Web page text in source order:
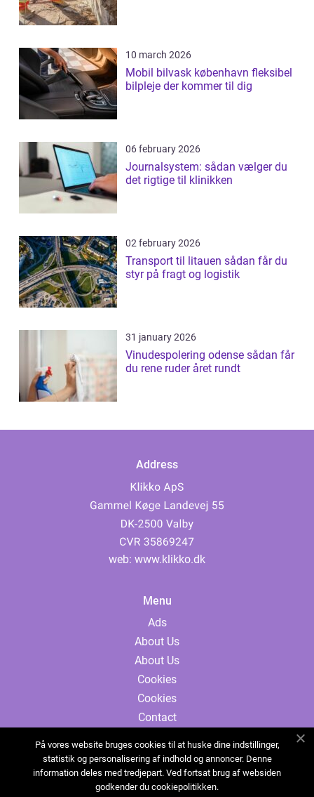
10 march 2026
Mobil bilvask københavn fleksibel
bilpleje der kommer til dig
06 february 2026
Journalsystem: sådan vælger du
det rigtige til klinikken
02 february 2026
Transport til litauen sådan får du
styr på fragt og logistik
31 january 2026
Vinudespolering odense sådan får
du rene ruder året rundt
Address
web: www.klikko.dk
Menu
Ads
About Us
About Us
Cookies
Cookies
Contact
Sitemap
Sitemap
Ads
På vores website bruges cookies til at huske dine indstillinger,
statistik og personalisering af indhold og annoncer. Denne
information deles med tredjepart. Ved fortsat brug af websiden
godkender du cookiepolitikken.